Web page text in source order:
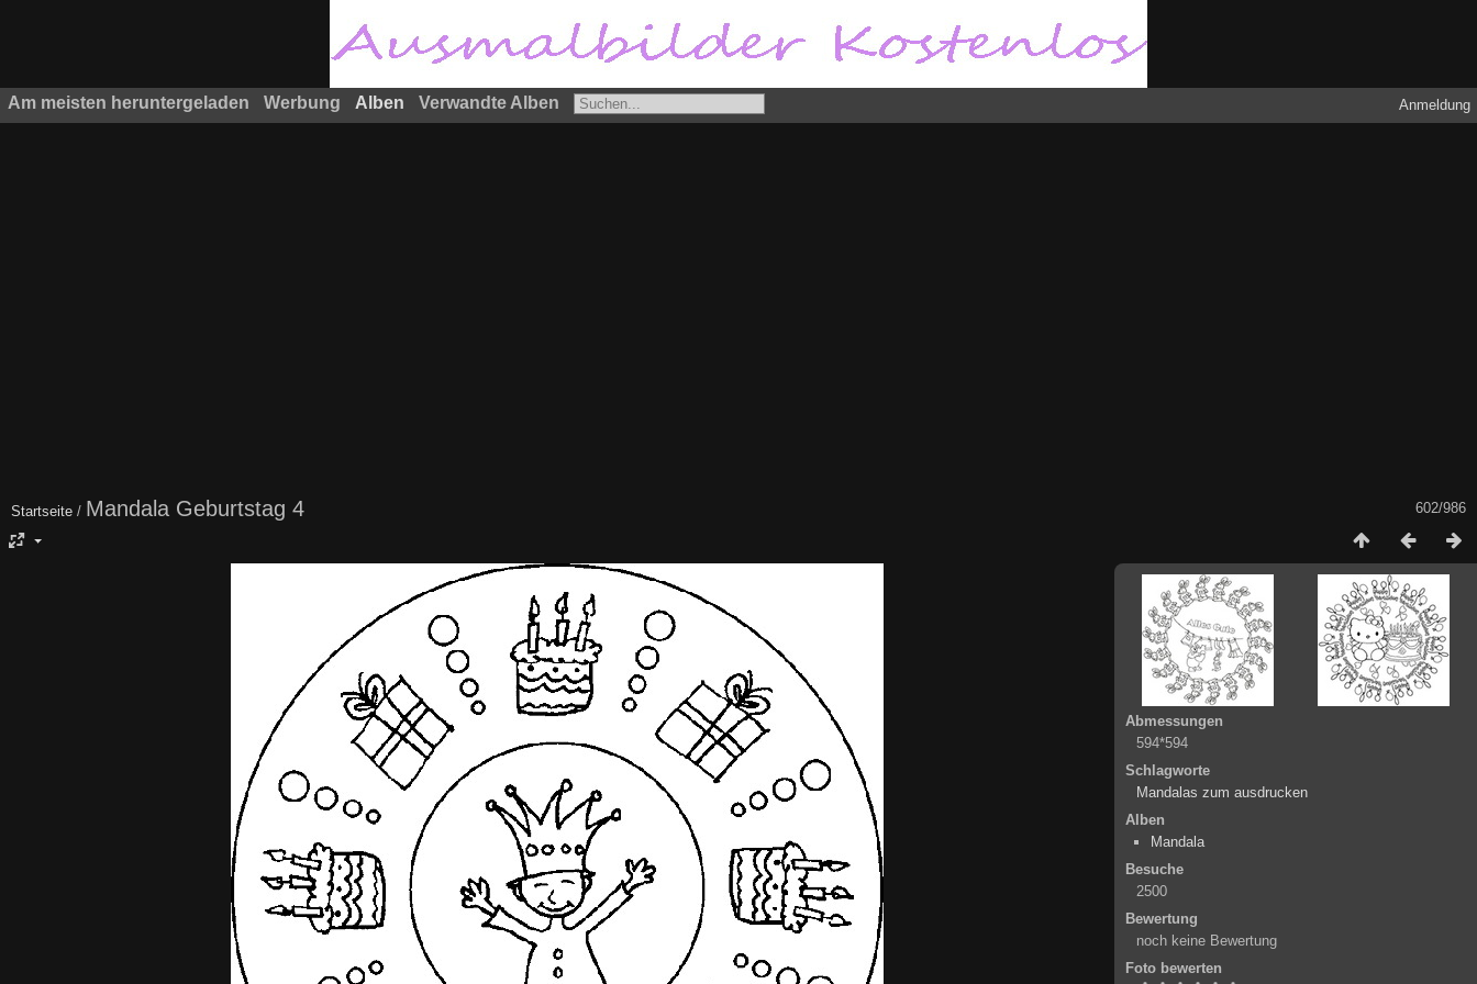
Am meisten heruntergeladen Werbung Alben Verwandte Alben Anmeldung
602/986
Startseite / Mandala Geburtstag 4
Abmessungen
594*594
Schlagworte
Mandalas zum ausdrucken
Alben
Mandala
Besuche
2500
Bewertung
noch keine Bewertung
Foto bewerten